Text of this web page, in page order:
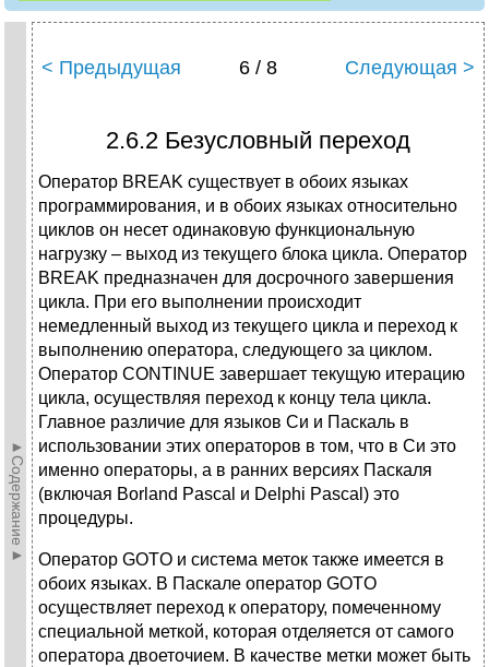
►Содержание►
< Предыдущая 6 / 8 Следующая >
2.6.2 Безусловный переход
Оператор BREAK существует в обоих языках
программирования, и в обоих языках относительно
циклов он несет одинаковую функциональную
нагрузку – выход из текущего блока цикла. Оператор
BREAK предназначен для досрочного завершения
цикла. При его выполнении происходит
немедленный выход из текущего цикла и переход к
выполнению оператора, следующего за циклом.
Оператор CONTINUE завершает текущую итерацию
цикла, осуществляя переход к концу тела цикла.
Главное различие для языков Си и Паскаль в
использовании этих операторов в том, что в Си это
именно операторы, а в ранних версиях Паскаля
(включая Borland Pascal и Delphi Pascal) это
процедуры.
Оператор GOTO и система меток также имеется в
обоих языках. В Паскале оператор GOTO
осуществляет переход к оператору, помеченному
специальной меткой, которая отделяется от самого
оператора двоеточием. В качестве метки может быть